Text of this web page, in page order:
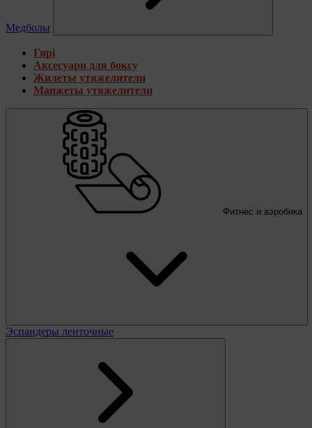
Медболы
Гирі
Аксесуари для боксу
Жилеты утяжелители
Манжеты утяжелители
Фитнес и аэробика
Эспандеры ленточные